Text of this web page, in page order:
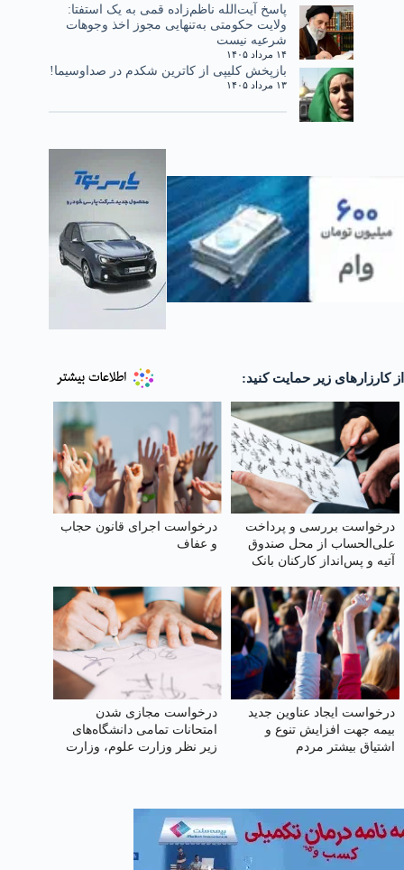
پاسخ آیت‌الله ناظم‌زاده قمی به یک استفتا:
ولایت حکومتی به‌تنهایی مجوز اخذ وجوهات
شرعیه نیست
۱۴ مرداد ۱۴۰۵
بازپخش کلیپی از کاترین شکدم در صداوسیما!
۱۳ مرداد ۱۴۰۵
از کارزارهای زیر حمایت کنید:
درخواست بررسی و پرداخت
علی‌الحساب از محل صندوق
آتیه و پس‌انداز کارکنان بانک
درخواست اجرای قانون حجاب
و عفاف
درخواست ایجاد عناوین جدید
بیمه جهت افزایش تنوع و
اشتیاق بیشتر مردم
درخواست مجازی شدن
امتحانات تمامی دانشگاه‌های
زیر نظر وزارت علوم‌، وزارت